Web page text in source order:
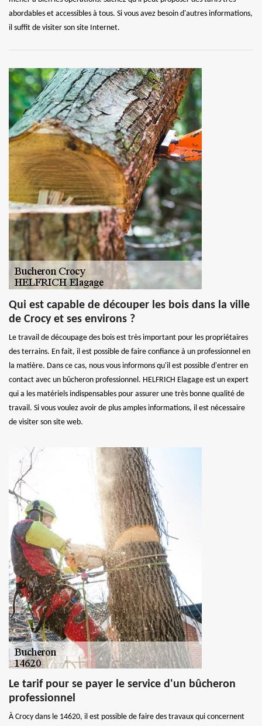
abordables et accessibles à tous. Si vous avez besoin d'autres informations,
il suffit de visiter son site Internet.
Qui est capable de découper les bois dans la ville
de Crocy et ses environs ?
Le travail de découpage des bois est très important pour les propriétaires
des terrains. En fait, il est possible de faire confiance à un professionnel en
la matière. Dans ce cas, nous vous informons qu'il est possible d'entrer en
contact avec un bûcheron professionnel. HELFRICH Elagage est un expert
qui a les matériels indispensables pour assurer une très bonne qualité de
travail. Si vous voulez avoir de plus amples informations, il est nécessaire
de visiter son site web.
Le tarif pour se payer le service d'un bûcheron
professionnel
À Crocy dans le 14620, il est possible de faire des travaux qui concernent